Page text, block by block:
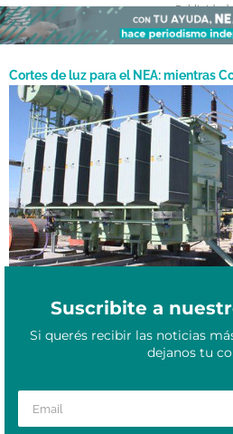
- Publicidad
Cortes de luz para el NEA: mientras
emergencia energética, Nación
Formosa
Agosto 20, 2025
Suscribite a
Si querés recibir las noticias
dejanos tu